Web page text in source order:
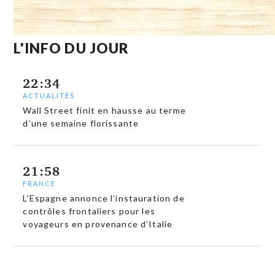
L'INFO DU JOUR
22:34
ACTUALITÉS
Wall Street finit en hausse au terme
d’une semaine florissante
21:58
FRANCE
L’Espagne annonce l’instauration de
contrôles frontaliers pour les
voyageurs en provenance d’Italie